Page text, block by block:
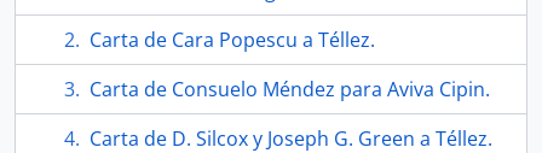
Carta de Cara Popescu a Téllez.
Carta de Consuelo Méndez para Aviva Cipin.
Carta de D. Silcox y Joseph G. Green a Téllez.